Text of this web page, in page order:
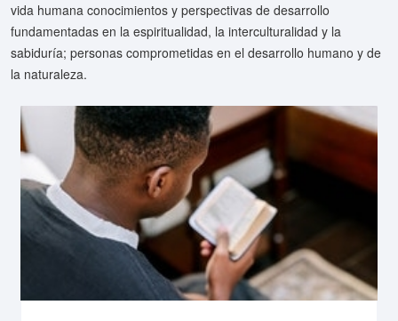
vida humana conocimientos y perspectivas de desarrollo
fundamentadas en la espiritualidad, la interculturalidad y la
sabiduría; personas comprometidas en el desarrollo humano y de
la naturaleza.